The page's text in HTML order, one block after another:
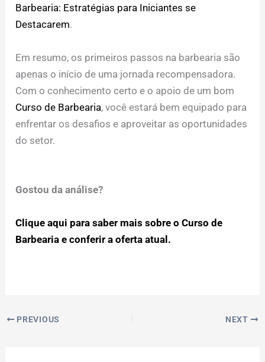
Barbearia: Estratégias para Iniciantes se
Destacarem.
Em resumo, os primeiros passos na barbearia são
apenas o início de uma jornada recompensadora.
Com o conhecimento certo e o apoio de um bom
Curso de Barbearia, você estará bem equipado para
enfrentar os desafios e aproveitar as oportunidades
do setor.
Gostou da análise?
Clique aqui para saber mais sobre o Curso de
Barbearia e conferir a oferta atual.
PREVIOUS NEXT